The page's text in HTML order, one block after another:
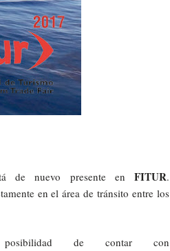
denuevo presenteenFITUR.
en el área de tránsito entre los
posibilidadde contarcon